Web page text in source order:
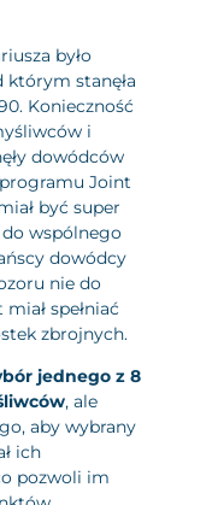
było
którym stanęła
Konieczność
i
dowódców
Joint
być super
wspólnego
dowódcy
nie do
spełniać
zbrojnych.
jednego z 8
, ale
aby wybrany
ich
pozwoli im